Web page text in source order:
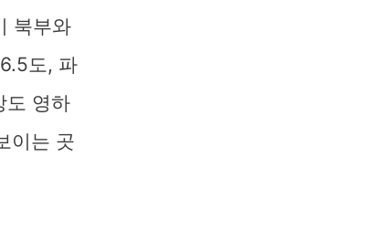
북부와
도, 파
도 영하
이는 곳